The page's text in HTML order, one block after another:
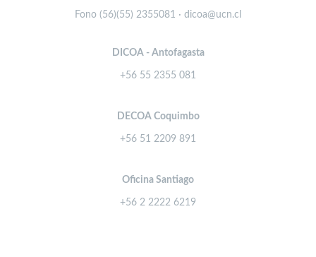
Fono (56)(55) 2355081 · dicoa@ucn.cl
DICOA - Antofagasta
+56 55 2355 081
DECOA Coquimbo
+56 51 2209 891
Oficina Santiago
+56 2 2222 6219